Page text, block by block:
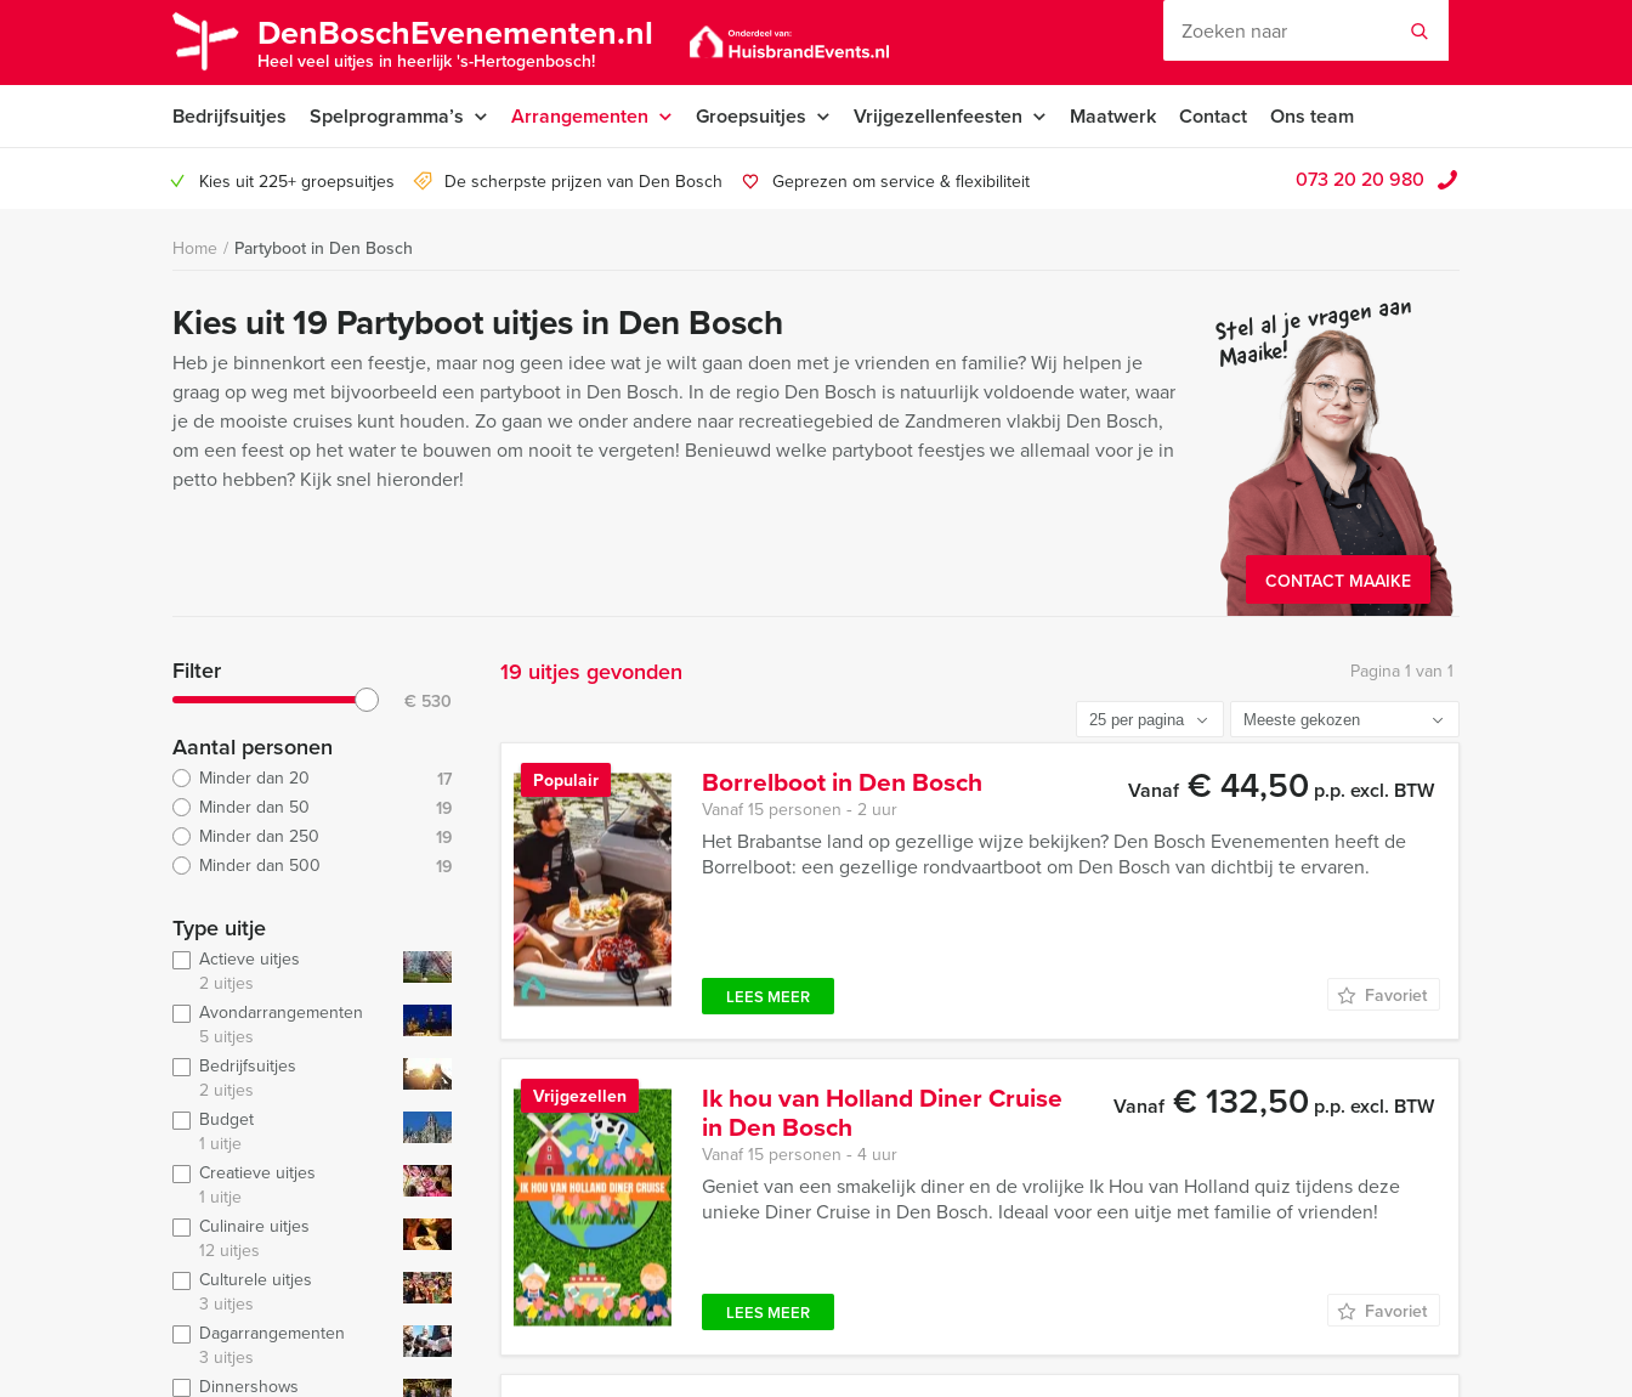
DenBoschEvenementen.nl
Heel veel uitjes in heerlijk 's-Hertogenbosch!
Bedrijfsuitjes Spelprogramma’s Arrangementen Groepsuitjes Vrijgezellenfeesten Maatwerk Contact Ons team
Kies uit 225+ groepsuitjes De scherpste prijzen van Den Bosch Geprezen om service & flexibiliteit 073 20 20 980
Home / Partyboot in Den Bosch
Kies uit 19 Partyboot uitjes in Den Bosch
Heb je binnenkort een feestje, maar nog geen idee wat je wilt gaan doen met je vrienden en familie? Wij helpen je
graag op weg met bijvoorbeeld een partyboot in Den Bosch. In de regio Den Bosch is natuurlijk voldoende water, waar
je de mooiste cruises kunt houden. Zo gaan we onder andere naar recreatiegebied de Zandmeren vlakbij Den Bosch,
om een feest op het water te bouwen om nooit te vergeten! Benieuwd welke partyboot feestjes we allemaal voor je in
petto hebben? Kijk snel hieronder!
Stel al je vragen aan
Maaike!
CONTACT MAAIKE
Filter
€ 530
Aantal personen
Minder dan 20 17
Minder dan 50 19
Minder dan 250 19
Minder dan 500 19
Type uitje
Actieve uitjes
2 uitjes
Avondarrangementen
5 uitjes
Bedrijfsuitjes
2 uitjes
Budget
1 uitje
Creatieve uitjes
1 uitje
Culinaire uitjes
12 uitjes
Culturele uitjes
3 uitjes
Dagarrangementen
3 uitjes
Dinnershows
19 uitjes gevonden Pagina 1 van 1
Borrelboot in Den Bosch
Populair Vanaf€ 44,50 p.p. excl. BTW
Vanaf 15 personen ‐ 2 uur
Het Brabantse land op gezellige wijze bekijken? Den Bosch Evenementen heeft de
Borrelboot: een gezellige rondvaartboot om Den Bosch van dichtbij te ervaren.
LEES MEER Favoriet
Ik hou van Holland Diner Cruise
in Den Bosch
Vrijgezellen Vanaf€ 132,50 p.p. excl. BTW
Vanaf 15 personen ‐ 4 uur
Geniet van een smakelijk diner en de vrolijke Ik Hou van Holland quiz tijdens deze
unieke Diner Cruise in Den Bosch. Ideaal voor een uitje met familie of vrienden!
LEES MEER Favoriet